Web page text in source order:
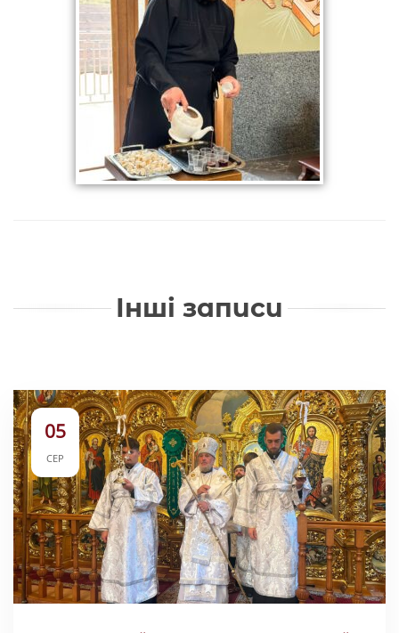
Інші записи
05
СЕР